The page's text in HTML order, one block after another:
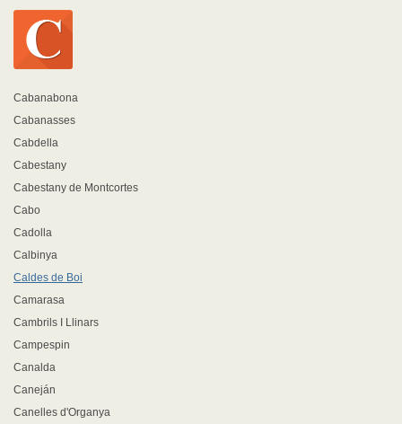
Cabanabona
Cabanasses
Cabdella
Cabestany
Cabestany de Montcortes
Cabo
Cadolla
Calbinya
Caldes de Boi
Camarasa
Cambrils I Llinars
Campespin
Canalda
Caneján
Canelles d'Organya